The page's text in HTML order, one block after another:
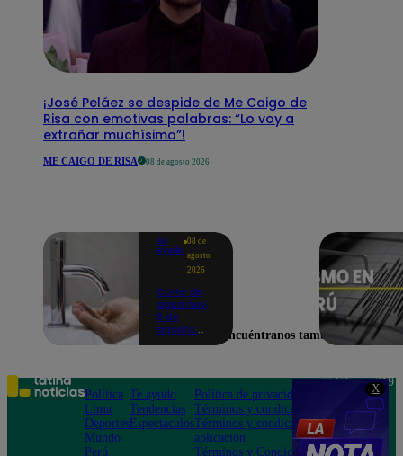
X
¡José Peláez se despide de Me Caigo de
Risa con emotivas palabras: “Lo voy a
extrañar muchísimo”!
ME CAIGO DE RISA 08 de agosto 2026
Te
ayudo
08 de
agosto
2026
Corte de
agua hoy,
8 de
agosto:
sin el
servicio de
Sedapal
Encuéntranos también en
Política
Lima
Deportes
Mundo
Perú
Te ayudo
Tendencias
Espectáculos
Política de privacidad
Términos y condiciones
Términos y condiciones
aplicación
Términos y Condiciones
Teléfono: 219
Av. San
Felipe 968
Jesús María